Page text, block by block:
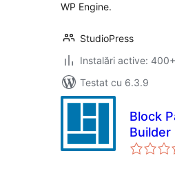
WP Engine.
StudioPress
Instalări active: 400+
Testat cu 6.3.9
Block
Builder